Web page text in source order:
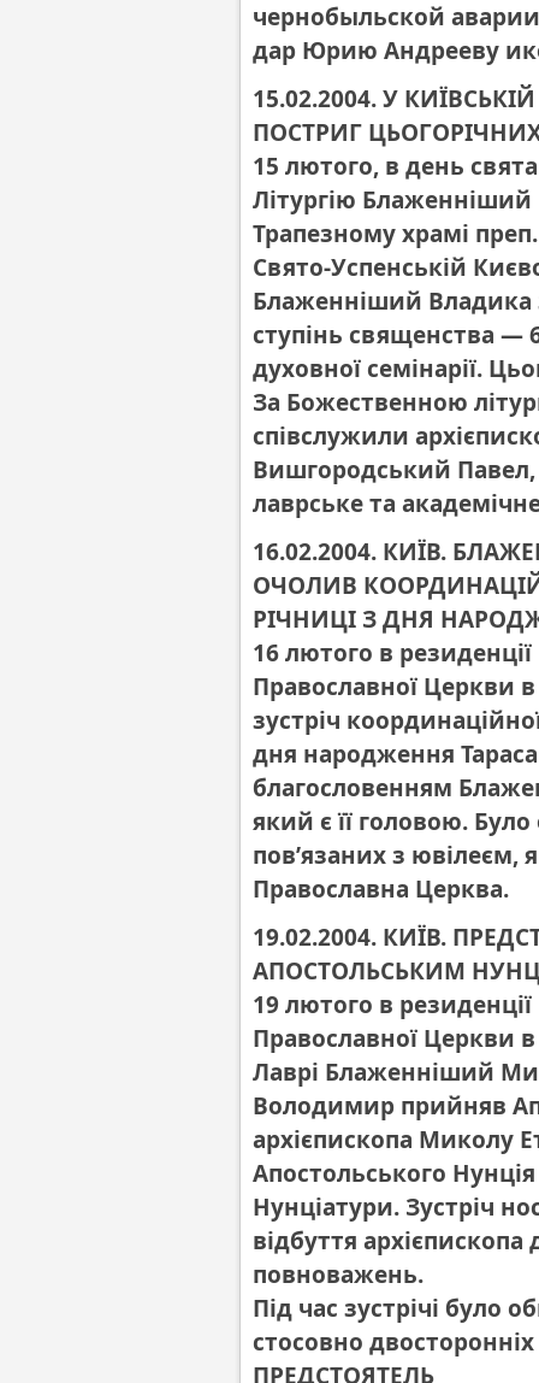
чернобыльской
дар Юрию Андрееву
15.02.2004. У
ПОСТРИГ
15 лютого, в день
Літургію
Трапезному храмі
Свято-Успенській
Блаженніший Владика
ступінь священства —
духовної семінарії.
За Божественною
співслужили
Вишгородський
лаврське та
16.02.2004. КИЇВ.
ОЧОЛИВ
РІЧНИЦІ З ДНЯ
16 лютого в
Православної Церкви
зустріч
дня народження
благословенням
який є її головою.
пов’язаних з ювілеєм,
Православна Церква.
19.02.2004. КИЇВ.
АПОСТОЛЬСЬКИМ
19 лютого в
Православної Церкви
Лаврі Блаженніший
Володимир прийняв
архієпископа Миколу
Апостольського
Нунціатури. Зустріч
відбуття
повноважень.
Під час зустрічі було
стосовно
ПРЕДСТОЯТЕЛЬ